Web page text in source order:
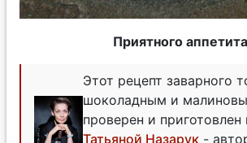
Приятного
Этот рецепт заварного
шоколадным и
проверен и
Татьяной Назарук -